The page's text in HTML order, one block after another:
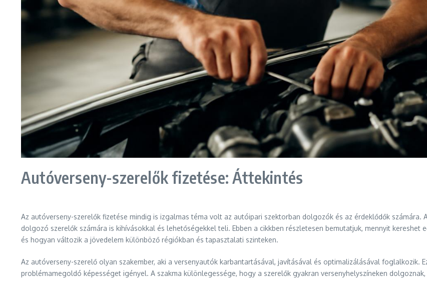
Autóverseny-szerelők fizetése: Áttekintés
Az autóverseny-szerelők fizetése mindig is izgalmas téma volt az autóipari szektorban dolgozók és az érdeklődők számára.
dolgozó szerelők számára is kihívásokkal és lehetőségekkel teli. Ebben a cikkben részletesen bemutatjuk, mennyit
és hogyan változik a jövedelem különböző régiókban és tapasztalati szinteken.
Az autóverseny-szerelő olyan szakember, aki a versenyautók karbantartásával, javításával és optimalizálásával foglalkozik.
problémamegoldó képességet igényel. A szakma különlegessége, hogy a szerelők gyakran versenyhelyszíneken